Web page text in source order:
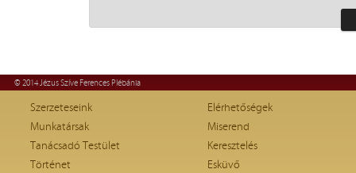
© 2014 Jézus Szíve Ferences Plébánia
Szerzeteseink
Munkatársak
Tanácsadó Testület
Történet
Elérhetőségek
Miserend
Keresztelés
Esküvő